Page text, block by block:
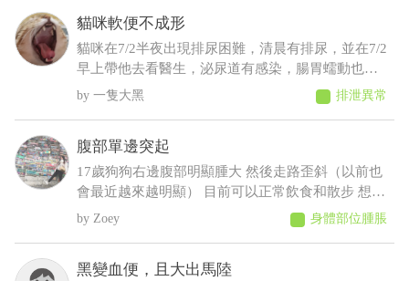
都是罐頭加水或羊奶稀釋給牠才會喝 這樣子可能是
什麼疾病呀 建議要做什麼檢查呢
貓咪軟便不成形
貓咪在7/2半夜出現排尿困難，清晨有排尿，並在7/2
早上帶他去看醫生，泌尿道有感染，腸胃蠕動也變
慢，目前在吃消炎藥和胃藥，昨日貓咪排便時軟便
但有成型，而今日排便軟便並未成型，貓咪在前陣
成型的
一隻大黑 排泄異常
腹部單邊突起
17歲狗狗右邊腹部明顯腫大 然後走路歪斜（以前也
會最近越來越明顯） 目前可以正常飲食和散步 想請
問可能會是什麼狀況，謝謝
Zoey 身體部位腫脹
黑變血便，且大出馬陸